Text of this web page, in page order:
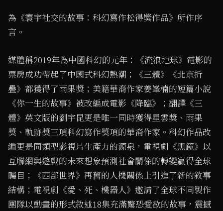
為《寰宇社交的故事：科幻寫作松得獎作品》所作序
言。
媒體稱2019年為中國科幻的元年：《流浪地球》電影的
票房成功帶起了中國式科幻熱潮；《三體》《北京折
疊》都獲得了雨果獎；美籍華裔作家姜峯楠的短篇小說
《你一生的故事》被改編成電影《降臨》；翻譯《三
體》英文版的劉宇昆更是唯一同時獲得星雲獎、雨果
獎、軌跡獎三項科幻寫作獎項的華裔作家。科幻作品改
編更是同類型影視片生產力的源泉，電視劇《黑鏡》以
互聯網與遊戲的未來想象預測社會關係的轉變贏得全球
矚目；《西部世界》再舊的人機關係上引進了新的敘事
結構；電視劇《愛、死、機器人》邀請了全球不同製作
團隊以動畫的形式敘述18集充滿驚恐愛欲的故事，震撼